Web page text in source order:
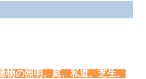
用
物の照明、庭、私道、芝生、